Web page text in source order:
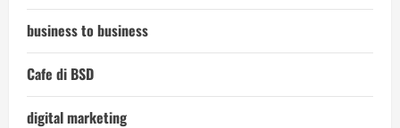
business to business
Cafe di BSD
digital marketing